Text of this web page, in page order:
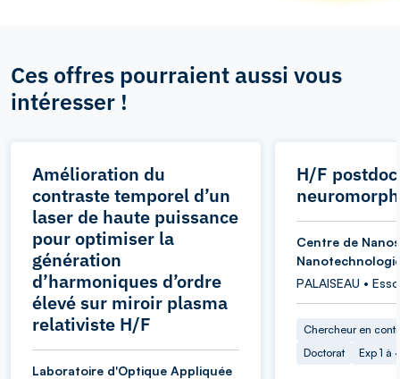
Ces offres pourraient aussi vous
intéresser !
Amélioration du
contraste temporel d’un
laser de haute puissance
pour optimiser la
génération
d’harmoniques d’ordre
élevé sur miroir plasma
relativiste H/F
Laboratoire d'Optique Appliquée
H/F
Centre de
PALAISEAU •
Chercheur en
Doctorat
Exp 1 à